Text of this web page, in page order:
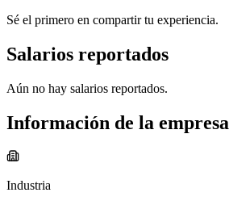
Sé el primero en compartir tu experiencia.
Salarios reportados
Aún no hay salarios reportados.
Información de la empresa
Industria